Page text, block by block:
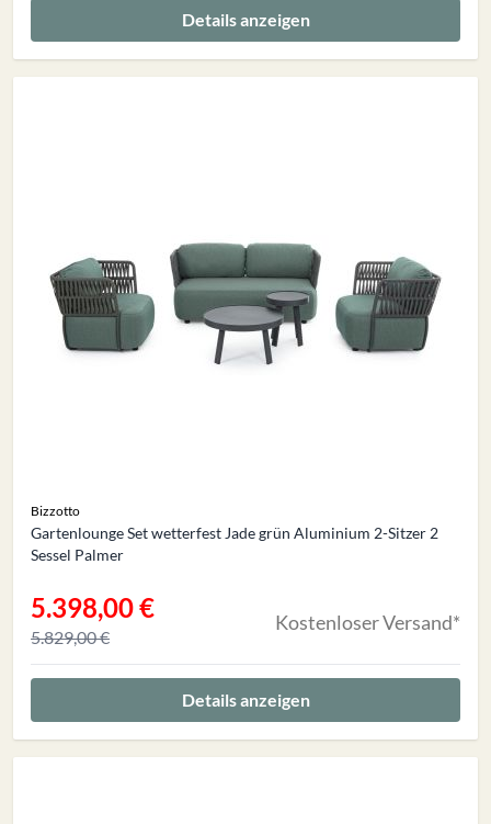
Details anzeigen
Bizzotto
Gartenlounge Set wetterfest Jade grün Aluminium 2-Sitzer 2
Sessel Palmer
Sonderangebot
5.398,00 €
5.829,00 €
Kostenloser Versand*
Details anzeigen